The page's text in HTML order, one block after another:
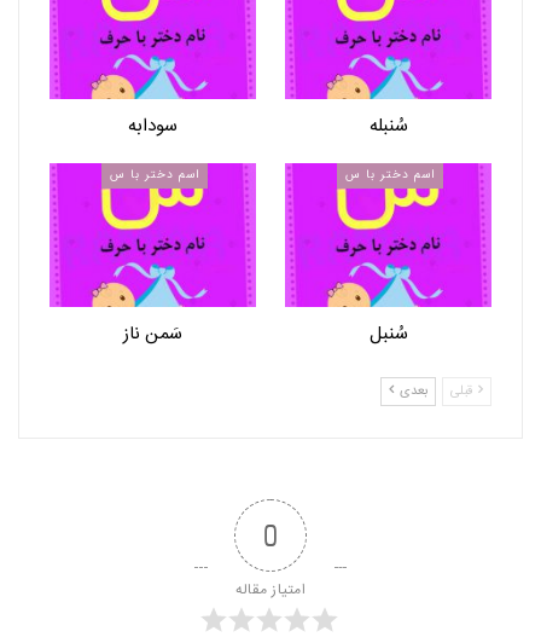
سُنبله سودابه
اسم دختر با س
سُنبل
اسم دختر با س
سَمن ناز
قبلی بعدی
0
امتیاز مقاله